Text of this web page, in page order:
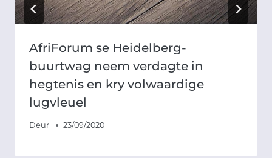
AfriForum se Heidelberg-
buurtwag neem verdagte in
hegtenis en kry volwaardige
lugvleuel
Deur 23/09/2020